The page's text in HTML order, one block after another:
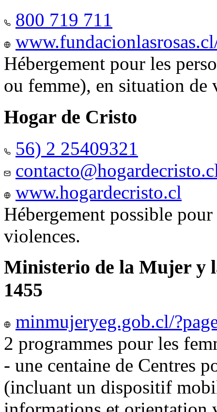
800 719 711
Hébergement pour les
ou femme), en situation
Hogar de Cristo
56) 2 25409321
www.hogardecristo.cl
Hébergement possible
violences.
Ministerio de la Mujer y
1455
minmujeryeg.gob.cl/
2 programmes pour les
- une centaine de Centres
(incluant un dispositif